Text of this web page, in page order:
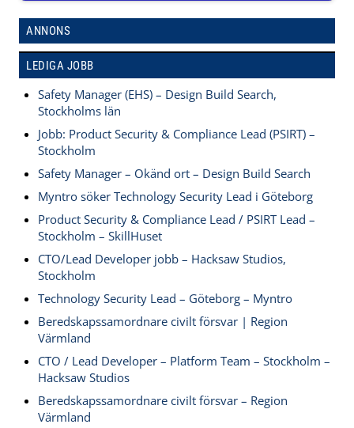
ANNONS
LEDIGA JOBB
Safety Manager (EHS) – Design Build Search,
Stockholms län
Jobb: Product Security & Compliance Lead (PSIRT) –
Stockholm
Safety Manager – Okänd ort – Design Build Search
Myntro söker Technology Security Lead i Göteborg
Product Security & Compliance Lead / PSIRT Lead –
Stockholm – SkillHuset
CTO/Lead Developer jobb – Hacksaw Studios,
Stockholm
Technology Security Lead – Göteborg – Myntro
Beredskapssamordnare civilt försvar | Region
Värmland
CTO / Lead Developer – Platform Team – Stockholm –
Hacksaw Studios
Beredskapssamordnare civilt försvar – Region
Värmland